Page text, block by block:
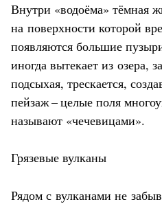
Внутри «водоёма» тёмная
на поверхности которой
появляются большие
иногда вытекает из озера,
подсыхая, трескается,
пейзаж – целые поля
называют «чечевицами».
Грязевые вулканы
Рядом с вулканами не